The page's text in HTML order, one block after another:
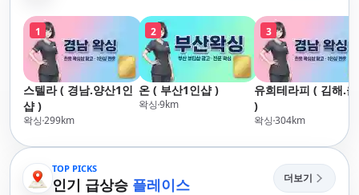
1
스텔라 ( 경남.양산1인
샵 )
왁싱299km
2
온 ( 부산1인샵 )
왁싱9km
3
유희테라피 ( 김해.
)
왁싱304km
TOP PICKS
인기 급상승 플레이스 더보기